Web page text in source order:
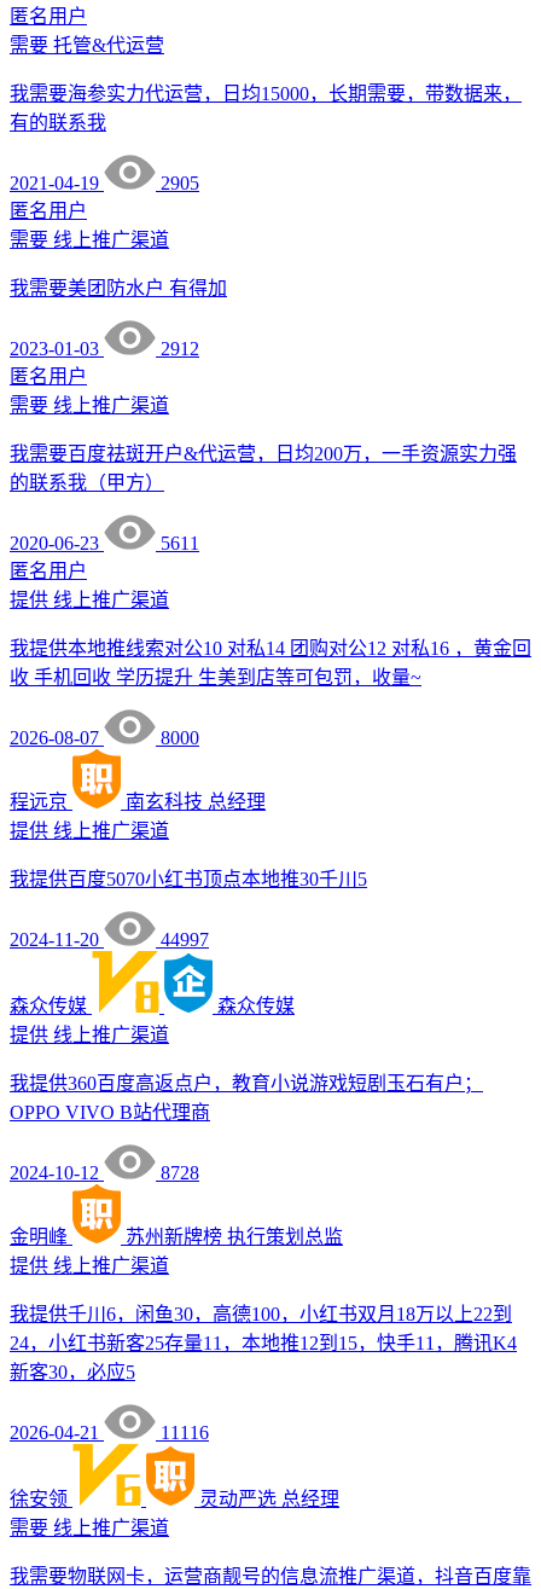
匿名用户
需要 托管&代运营
我需要海参实力代运营，日均15000，长期需要，带数据来，
有的联系我
2021-04-19
2905
匿名用户
需要 线上推广渠道
我需要美团防水户 有得加
2023-01-03
2912
匿名用户
需要 线上推广渠道
我需要百度祛斑开户&代运营，日均200万，一手资源实力强
的联系我（甲方）
2020-06-23
5611
匿名用户
提供 线上推广渠道
我提供本地推线索对公10 对私14 团购对公12 对私16 ，黄金回
收 手机回收 学历提升 生美到店等可包罚，收量~
2026-08-07 8000
程远京 南玄科技 总经理
提供 线上推广渠道
我提供百度5070小红书顶点本地推30千川5
2024-11-20 44997
森众传媒
森众传媒
提供 线上推广渠道
我提供360百度高返点户，教育小说游戏短剧玉石有户；
OPPO VIVO B站代理商
2024-10-12 8728
金明峰 苏州新牌榜 执行策划总监
提供 线上推广渠道
我提供千川6，闲鱼30，高德100，小红书双月18万以上22到
24，小红书新客25存量11，本地推12到15，快手11，腾讯K4
新客30，必应5
2026-04-21 11116
徐安领 灵动严选 总经理
需要 线上推广渠道
我需要物联网卡，运营商靓号的信息流推广渠道，抖音百度靠